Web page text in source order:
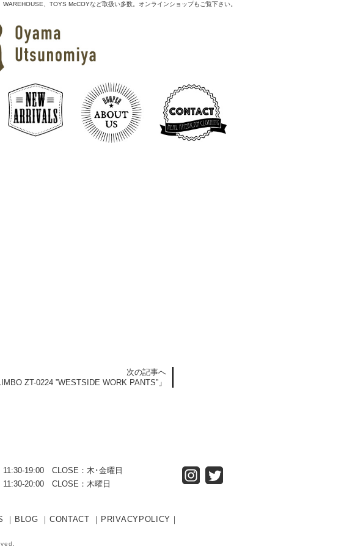
、TOYS McCOYなど取扱い多数。オンラインショップもご覧下さい。
次の記事へ
ZT-0224 ”WESTSIDE WORK PANTS”」
19:00 CLOSE：木･金曜日
20:00 CLOSE：木曜日
｜ BLOG ｜CONTACT ｜ PRIVACYPOLICY ｜